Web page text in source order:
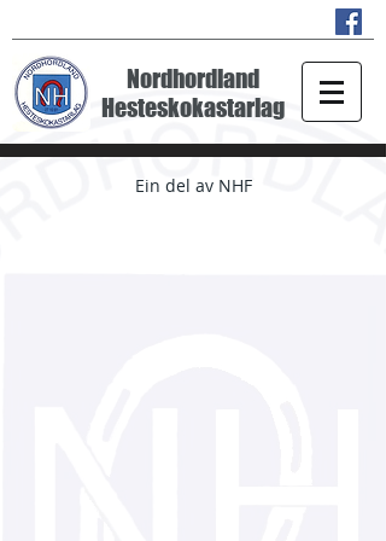
Nordhordland
Hesteskokastarlag
Ein del av NHF